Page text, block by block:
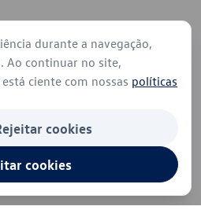
durante a navegação,
Ao continuar no site,
ciente com nossas políticas
cookies
cookies